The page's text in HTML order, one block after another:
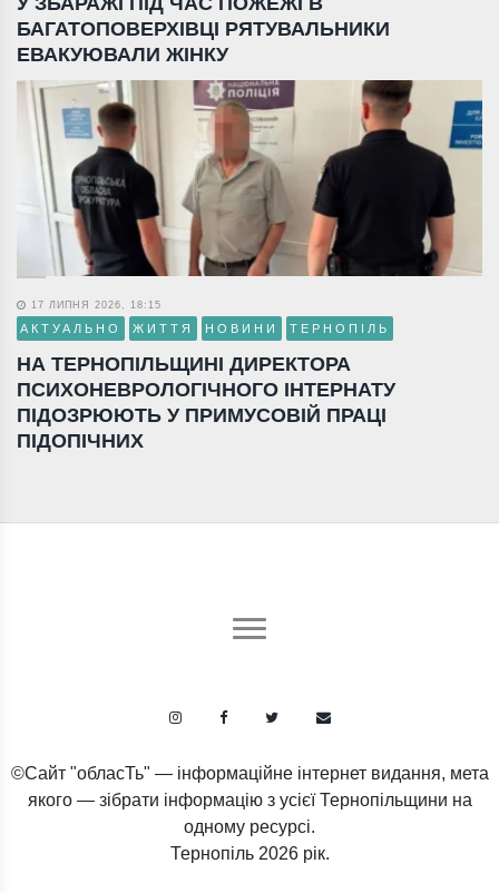
БАГАТОПОВЕРХІВЦІ РЯТУВАЛЬНИКИ
ЕВАКУЮВАЛИ ЖІНКУ
17 ЛИПНЯ 2026, 18:15
АКТУАЛЬНО ЖИТТЯ НОВИНИ ТЕРНОПІЛЬ
НА ТЕРНОПІЛЬЩИНІ ДИРЕКТОРА
ПСИХОНЕВРОЛОГІЧНОГО ІНТЕРНАТУ
ПІДОЗРЮЮТЬ У ПРИМУСОВІЙ ПРАЦІ
ПІДОПІЧНИХ
©Сайт "обласТь" — інформаційне інтернет видання, мета
якого — зібрати інформацію з усієї Тернопільщини на
одному ресурсі.
Тернопіль 2026 рік.